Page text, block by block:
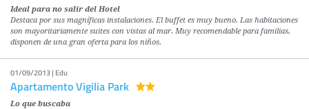
Ideal para no salir del Hotel
Destaca por sus magníficas instalaciones. El buffet es muy bueno. Las habitaciones
son mayoritariamente suites con vistas al mar. Muy recomendable para familias,
disponen de una gran oferta para los niños.
01/09/2013 | Edu
Apartamento Vigilia Park
Lo que buscaba